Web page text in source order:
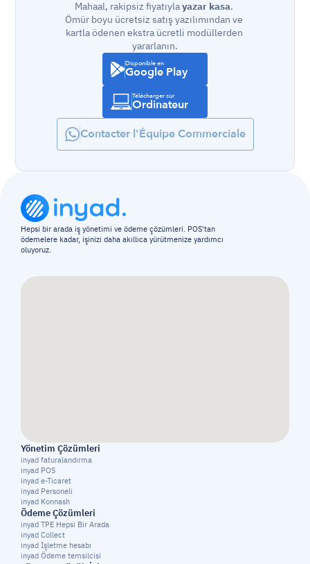
Mahaal, rakipsiz fiyatıyla yazar kasa.
Ömür boyu ücretsiz satış yazılımından ve
kartla ödenen ekstra ücretli modüllerden
yararlanın.
Disponible en
Google Play
Télécharger sur
Ordinateur
Contacter l'Équipe Commerciale
Hepsi bir arada iş yönetimi ve ödeme çözümleri. POS'tan
ödemelere kadar, işinizi daha akıllıca yürütmenize yardımcı
oluyoruz.
Yönetim Çözümleri
inyad faturalandırma
inyad POS
inyad e-Ticaret
inyad Personeli
inyad Konnash
Ödeme Çözümleri
inyad TPE Hepsi Bir Arada
inyad Collect
inyad İşletme hesabı
inyad Ödeme temsilcisi